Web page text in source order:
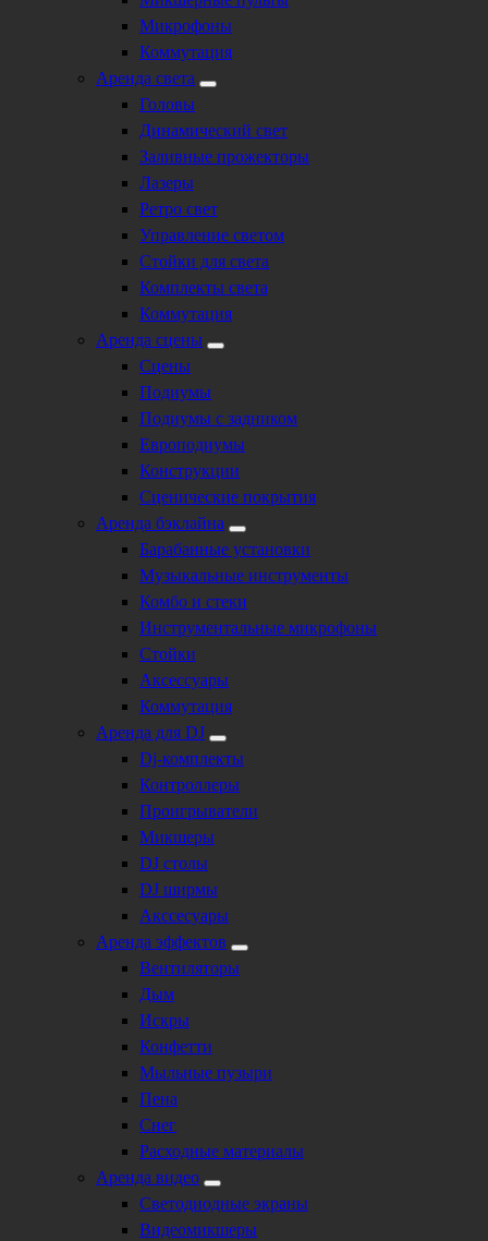
Микрофоны
Коммутация
Аренда света
Головы
Динамический свет
Заливные прожекторы
Лазеры
Ретро свет
Управление светом
Стойки для света
Комплекты света
Коммутация
Аренда сцены
Сцены
Подиумы
Подиумы с задником
Европодиумы
Конструкции
Сценические покрытия
Аренда бэклайна
Барабанные установки
Музыкальные инструменты
Комбо и стеки
Инструментальные микрофоны
Стойки
Аксессуары
Коммутация
Аренда для DJ
Dj-комплекты
Контроллеры
Проигрыватели
Микшеры
DJ столы
DJ ширмы
Акссесуары
Аренда эффектов
Вентиляторы
Дым
Искры
Конфетти
Мыльные пузыри
Пена
Снег
Расходные материалы
Аренда видео
Светодиодные экраны
Видеомикшеры